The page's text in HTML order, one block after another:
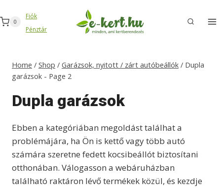
to
content
0
Fiók
Pénztár
Home / Shop / Garázsok, nyitott / zárt autóbeállók / Dupla
garázsok - Page 2
Dupla garázsok
Ebben a kategóriában megoldást találhat a
problémájára, ha Ön is kettő vagy több autó
számára szeretne fedett kocsibeállót biztosítani
otthonában. Válogasson a webáruházban
található raktáron lévő termékek közül, és kezdje